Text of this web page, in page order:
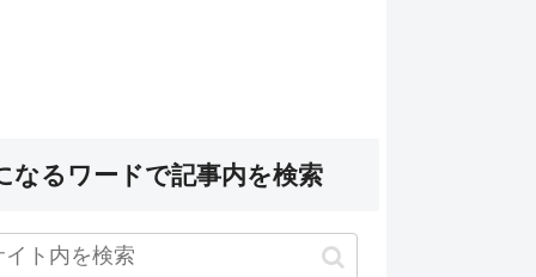
なるワードで記事内を検索